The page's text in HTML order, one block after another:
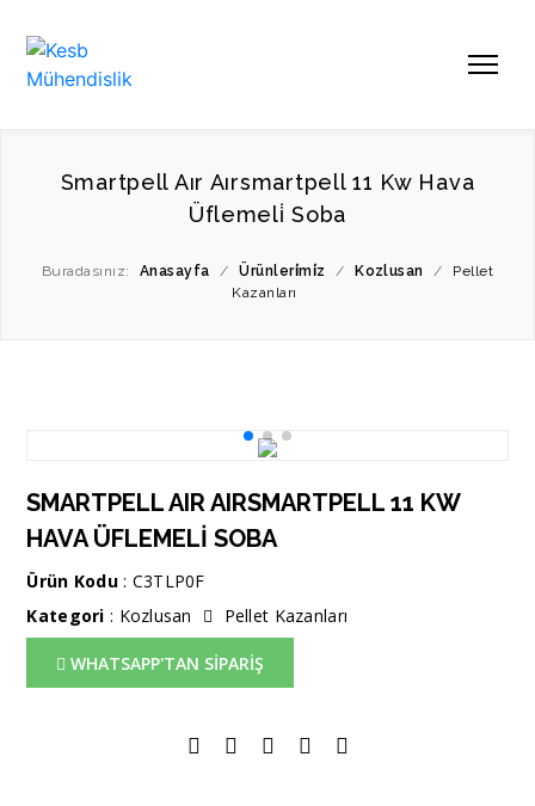
Smartpell Aır Aırsmartpell 11 Kw Hava
Üflemeli̇ Soba
Buradasınız: Anasayfa / Ürünleri̇mi̇z / Kozlusan /
Pellet
Kazanları
SMARTPELL AIR AIRSMARTPELL 11 KW
HAVA ÜFLEMELİ SOBA
Ürün Kodu: C3TLP0F
Kategori : Kozlusan Pellet Kazanları
WHATSAPP'TAN SİPARİŞ